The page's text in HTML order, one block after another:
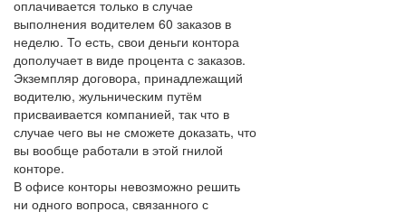
оплачивается только в случае
выполнения водителем 60 заказов в
неделю. То есть, свои деньги контора
дополучает в виде процента с заказов.
Экземпляр договора, принадлежащий
водителю, жульническим путём
присваивается компанией, так что в
случае чего вы не сможете доказать, что
вы вообще работали в этой гнилой
конторе.
В офисе конторы невозможно решить
ни одного вопроса, связанного с